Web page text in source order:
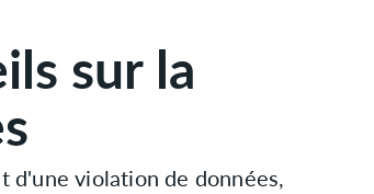
sur la
d'une violation de données,